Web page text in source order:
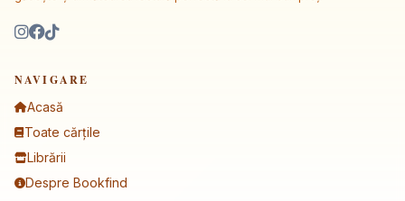
NAVIGARE
Acasă
Toate cărțile
Librării
Despre Bookfind